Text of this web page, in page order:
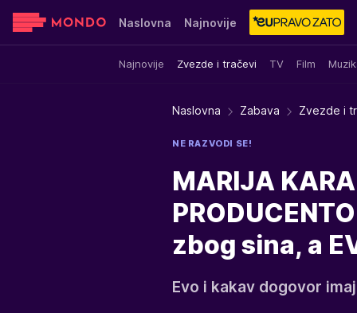
Naslovna Najnovije
Najnovije Zvezde i tračevi TV Film
Sensa Stvar ukusa Yumama
Naslovna Zabava Zvezde i
NE RAZVODI SE!
MARIJA
zbog sina, a
Evo i kakav dogovor